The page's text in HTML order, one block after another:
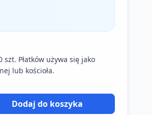
szt. Płatków używa się jako
lub kościoła.
Dodaj do koszyka